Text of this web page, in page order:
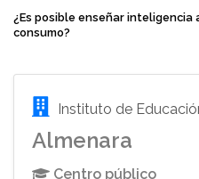
¿Es posible enseñar
consumo?
Instituto de
Almenara
Centro público